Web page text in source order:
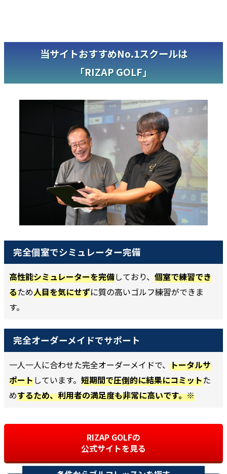
当サイトおすすめNo.1スクールは
「RIZAP GOLF」
完全個室でシミュレーター完備
高性能シミュレーターを完備しており、 個室で練習でき
るため人目を気にせずに質の高いゴルフ練習ができま
す。
完全オーダーメイドでサポート
一人一人に合わせた完全オーダーメイドで、 トータルサ
ポートしています。 短期間で圧倒的に結果にコミットた
めするため、利用者の満足度も非常に高いです。※
RIZAP GOLFの
公式サイトを見る